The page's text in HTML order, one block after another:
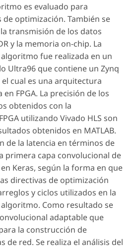
es evaluado para
optimización. También se
transmisión de los datos
y la memoria on-chip. La
fue realizada en un
Ultra96 que contiene un Zynq
el cual es una arquitectura
FPGA. La precisión de los
obtenidos con la
utilizando Vivado HLS son
obtenidos en MATLAB.
de la latencia en términos de
primera capa convolucional de
Keras, según la forma en que
directivas de optimización
y ciclos utilizados en la
Como resultado se
adaptable que
la construcción de
de red. Se realiza el análisis del